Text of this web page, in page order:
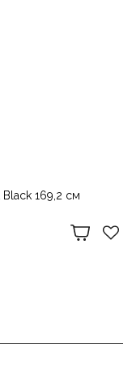
169,2 см